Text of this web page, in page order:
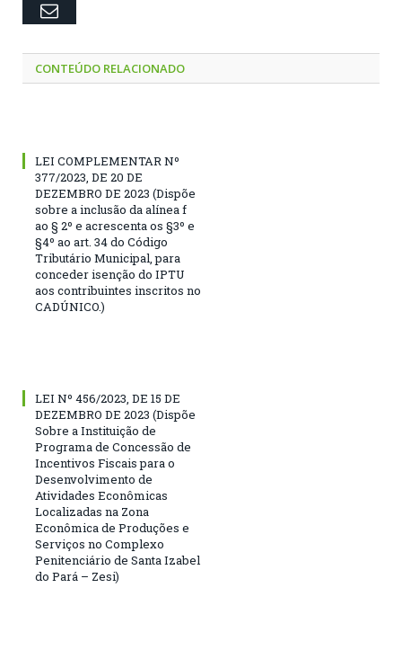
Email
CONTEÚDO RELACIONADO
LEI COMPLEMENTAR Nº
377/2023, DE 20 DE
DEZEMBRO DE 2023 (Dispõe
sobre a inclusão da alínea f
ao § 2º e acrescenta os §3º e
§4º ao art. 34 do Código
Tributário Municipal, para
conceder isenção do IPTU
aos contribuintes inscritos no
CADÚNICO.)
LEI Nº 456/2023, DE 15 DE
DEZEMBRO DE 2023 (Dispõe
Sobre a Instituição de
Programa de Concessão de
Incentivos Fiscais para o
Desenvolvimento de
Atividades Econômicas
Localizadas na Zona
Econômica de Produções e
Serviços no Complexo
Penitenciário de Santa Izabel
do Pará – Zesi)